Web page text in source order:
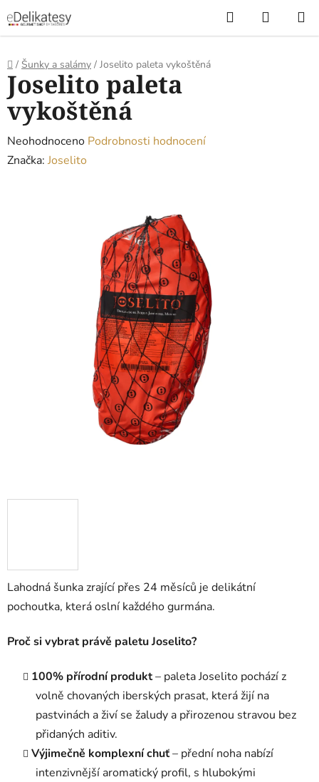
na
obsah
Hledat
KOŠÍK
Domů
/ Šunky a salámy / Joselito paleta vykoštěná
Lahodná šunka zrající přes 24 měsíců je delikátní
pochoutka, která oslní každého gurmána.
Proč si vybrat právě paletu Joselito?
100% přírodní produkt– paleta Joselito pochází z
volně chovaných iberských prasat, která žijí na
pastvinách a živí se žaludy a přirozenou stravou bez
přidaných aditiv.
Výjimečně komplexní chuť– přední noha nabízí
intenzivnější aromatický profil, s hlubokými
Joselito paleta
vykoštěná
Průměrné
hodnocení
Neohodnoceno Podrobnosti hodnocení
Značka: Joselito